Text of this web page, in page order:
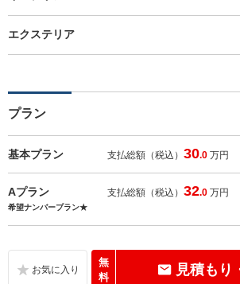
エクステリア
プラン
基本プラン 支払総額（税込）30.0 万円
Aプラン 支払総額（税込）32.0 万円
希望ナンバープラン★
無
料
見積もり